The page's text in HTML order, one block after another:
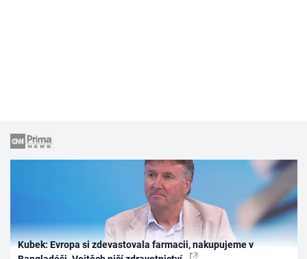
Kubek: Evropa si zdevastovala farmacii, nakupujeme v